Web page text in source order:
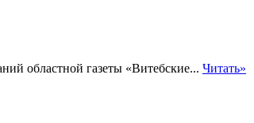
областной газеты «Витебские... Читать»